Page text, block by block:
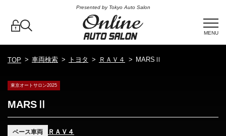
Presented by Tokyo Auto Salon
MENU
TOP 車両検索 トヨタ ＲＡＶ４ MARSⅡ
東京オートサロン2025
MARSⅡ
ベース車両 ＲＡＶ４